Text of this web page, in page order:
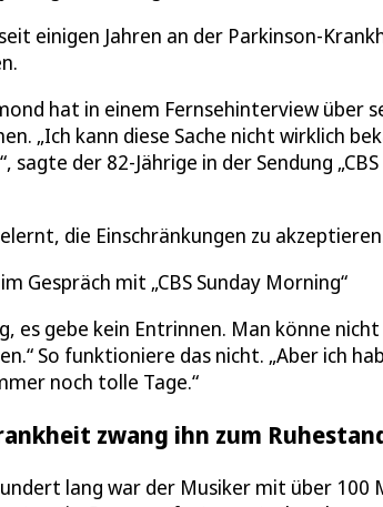
einigen Jahren an der Parkinson-
hat in einem Fernsehinterview über
„Ich kann diese Sache nicht wirklich
sagte der 82-Jährige in der Sendung
die Einschränkungen zu
Gespräch mit „CBS Sunday Morning“
es gebe kein Entrinnen. Man könne
So funktioniere das nicht. „Aber ich
noch tolle Tage.“
zwang ihn zum
lang war der Musiker mit über